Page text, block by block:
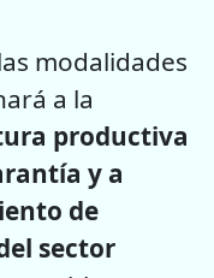
modalidades
a la
productiva
y a
de
sector